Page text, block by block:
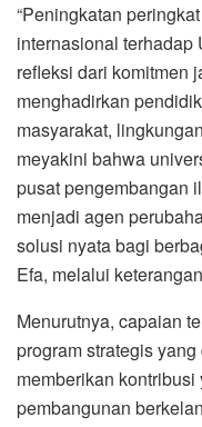
“Peningkatan
internasional terhadap
refleksi dari komitmen
menghadirkan
masyarakat,
meyakini bahwa
pusat pengembangan
menjadi agen
solusi nyata bagi
Efa, melalui
Menurutnya, capaian
program strategis
memberikan
pembangunan